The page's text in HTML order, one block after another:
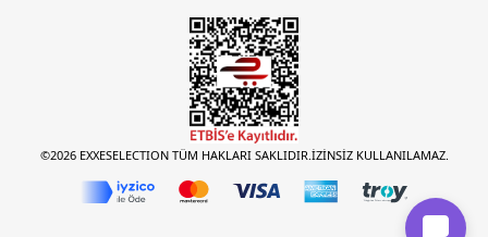
©2026 EXXESELECTION TÜM HAKLARI SAKLIDIR.İZİNSİZ KULLANILAMAZ.